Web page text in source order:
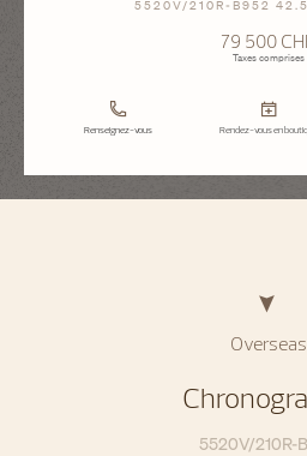
5520V/210R-B952
79 500
Taxes comprises
Renseignez-vous Rendez-vous en
Overseas
5520V/210R-